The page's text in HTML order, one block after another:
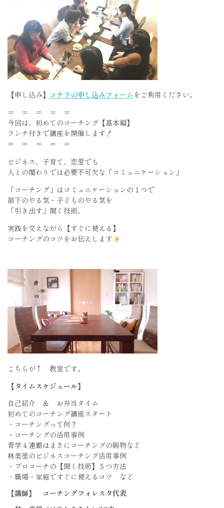
【申し込み】 コチラの申し込みフォームをご利用ください。​​​​​​​
＝ ＝ ＝ ＝ ＝
今回は、初めてのコーチング【基本編】
ランチ付きで講座を開催します！
＝ ＝ ＝ ＝ ＝
ビジネス、子育て、恋愛でも
人との関わりでは必要不可欠な「コミュニケーション」
「コーチング」はコミュニケーションの１つで
部下のやる気・子どものやる気を
「引き出す」聞く技術。
実践を交えながら【すぐに使える】
コーチングのコツをお伝えします
こちらが↑ 教室です。
【タイムスケジュール】
自己紹介 ＆ お弁当タイム
初めてのコーチング講座スタート
・コーチングって何？
・コーチングの活用事例
青学４連覇はまさにコーチングの賜物など
林美里のビジネスコーチング活用事例
・プロコーチの【聞く技術】５つ方法
・職場・家庭ですぐに使えるコツ など
【講師】 コーチングフォレスタ代表